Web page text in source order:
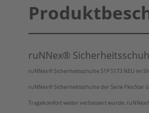
ruNNex®
ruNNex® Sicherheitsschuhe S1P 5173 NEU im
ruNNex® Sicherheitsschuhe der Serie FlexStar
Tragekomfort weiter verbessert wurde.